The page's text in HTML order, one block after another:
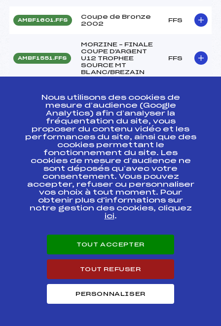
AMBF1601.FFS
Coupe de Bronze
2002
FFS
AMBF1551.FFS
MORZINE – FINALE
COUPE D'ARGENT
U12 TROPHEE
SOURCE MT
BLANC/BREZAIN
FFS
AMBF1461.FFS
FINALE COUPE
D'ARGENT U12 –
TROPHEE SOURCE
MT BLANC/BREZAIN
FFS
AMBF1421.FFS
LES GETS – DEMI
FINALE 2002
COUPE D'ARGENT
TROPHEE SOURCE
MT-BLANC –
BREZAIN
FFS
AMBF1231.FFS
COUPE DE BRONZE
MORILLON
FFS
AMBF1191.FFS
ANNEE 2002
FFS
COUPE DE BRONZE
COUPE DE BRONZE
Nous utilisons des cookies de
mesure d’audience (Google
Analytics) afin d’analyser la
fréquentation du site, vous
proposer du contenu vidéo et les
performances du site, ainsi que des
cookies permettant le
fonctionnement du site. Les
cookies de mesure d’audience ne
sont déposés qu’avec votre
consentement. Vous pouvez
accepter, refuser ou personnaliser
vos choix à tout moment. Pour
obtenir plus d'informations sur
notre gestion des cookies, cliquez
ici.
TOUT ACCEPTER
TOUT REFUSER
PERSONNALISER